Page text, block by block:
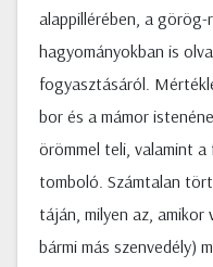
alappillérében, a
hagyományokban is
fogyasztásáról.
bor és a mámor
örömmel teli, valamint
tomboló. Számtalan
táján, milyen az, amikor
bármi más szenvedély)